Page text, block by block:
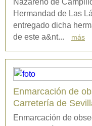
Nazareno de
Hermandad de Las
entregado dicha
de este a&nt...
más
Enmarcación de
Carretería de
Enmarcación de